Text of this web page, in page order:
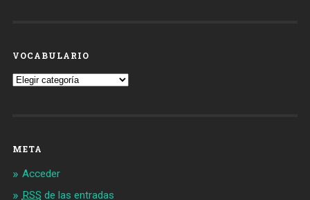
VOCABULARIO
Vocabulario
META
Acceder
RSS de las entradas